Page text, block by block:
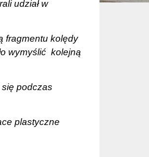
udział w
fragmentu kolędy
wymyślić kolejną
podczas
plastyczne